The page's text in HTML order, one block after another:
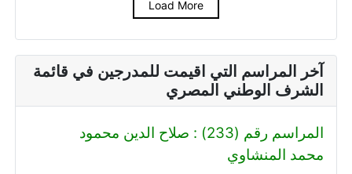
Load More
آخر المراسم التي اقيمت للمدرجين في قائمة
الشرف الوطني المصري
المراسم رقم (233) : صلاح الدين محمود
محمد المنشاوي